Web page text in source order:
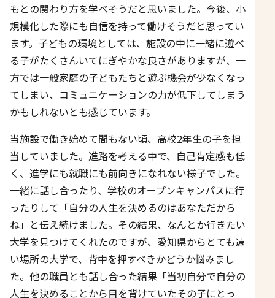
もとの関わり方を学べそうだと思いました。今後、小
規模化した際にも自信を持って働けそうだと思ってい
ます。子どもの環境としては、施設の中に一緒に遊べ
る子がたくさんいてにぎやかな良さがありますが、一
方では一般家庭の子どもたちと遊ぶ機会が少なくなっ
てしまい、コミュニケーションの力が低下してしまう
かもしれないとも感じています。
当施設で働き始めて間もない頃、高校2年生の子を担
当していました。進路を考える中で、自己肯定感も低
く、進学にも就職にも前向きになれない様子でした。
一緒に話し合ったり、学校のオープンキャンパスに行
ったりして「自分の人生を決めるのはあなただから
ね」と伝え続けました。その結果、なんとか行きたい
大学を見つけてくれたのですが、愛知県からとても遠
い場所の大学で、背中を押すべきかどうか悩みまし
た。他の職員とも話し合った結果「当初自分で自分の
人生を決めることから目を背けていたその子にとっ